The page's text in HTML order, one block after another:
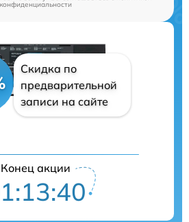
конфиденциальности
Скидка по
предварительной
записи на сайте
Конец акции